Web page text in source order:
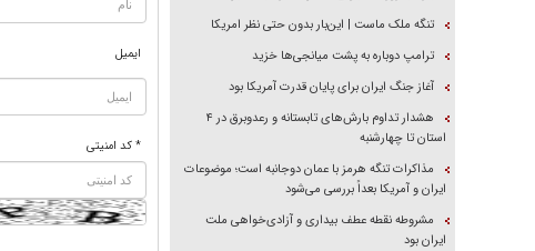
ایمیل
* کد امنیتی
تنگه ملک ماست | این‌بار بدون حتی نظر امریکا
ترامپ دوباره به پشت میانجی‌ها خزید
آغاز جنگ ایران برای پایان قدرت آمریکا بود
هشدار تداوم بارش‌های تابستانه و رعدوبرق در ۴
استان تا چهارشنبه
مذاکرات تنگه هرمز با عمان دوجانبه است؛ موضوعات
ایران و آمریکا بعداً بررسی می‌شود
مشروطه نقطه عطف بیداری و آزادی‌خواهی ملت
ایران بود